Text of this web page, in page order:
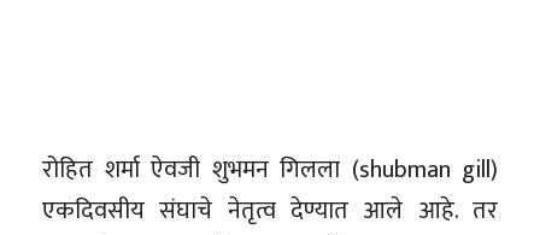
रोहित शर्मा ऐवजी शुभमन गिलला (shubman gill)
एकदिवसीय संघाचे नेतृत्व देण्यात आले आहे. तर